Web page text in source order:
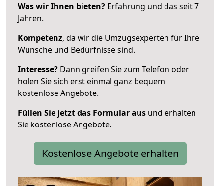
Was wir Ihnen bieten? Erfahrung und das seit 7
Jahren.
Kompetenz, da wir die Umzugsexperten für Ihre
Wünsche und Bedürfnisse sind.
Interesse? Dann greifen Sie zum Telefon oder
holen Sie sich erst einmal ganz bequem
kostenlose Angebote.
Füllen Sie jetzt das Formular aus und erhalten
Sie kostenlose Angebote.
Kostenlose Angebote erhalten